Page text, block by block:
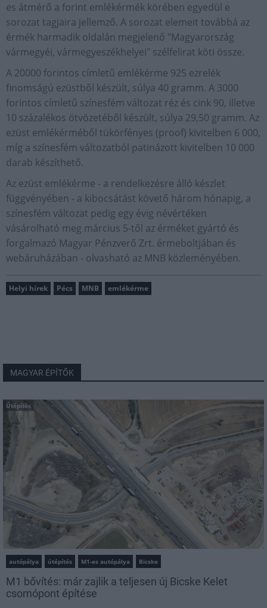
es átmérő a forint emlékérmék körében egyedül e
sorozat tagjaira jellemző. A sorozat elemeit továbbá az
érmék harmadik oldalán megjelenő "Magyarország
vármegyéi, vármegyeszékhelyei" szélfelirat köti össze.
A 20000 forintos címletű emlékérme 925 ezrelék
finomságú ezüstből készült, súlya 40 gramm. A 3000
forintos címletű színesfém változat réz és cink 90, illetve
10 százalékos ötvözetéből készült, súlya 29,50 gramm. Az
ezüst emlékérméből tükörfényes (proof) kivitelben 6 000,
míg a színesfém változatból patinázott kivitelben 10 000
darab készíthető.
Az ezüst emlékérme - a rendelkezésre álló készlet
függvényében - a kibocsátást követő három hónapig, a
színesfém változat pedig egy évig névértéken
vásárolható meg március 5-től az érméket gyártó és
forgalmazó Magyar Pénzverő Zrt. érmeboltjában és
webáruházában - olvasható az MNB közleményében.
Helyi hírek Pécs MNB emlékérme
MAGYAR ÉPÍTŐK
Útépítés
autópálya útépítés M1-es autópálya Bicske
M1 bővítés: már zajlik a teljesen új Bicske Kelet
csomópont építése